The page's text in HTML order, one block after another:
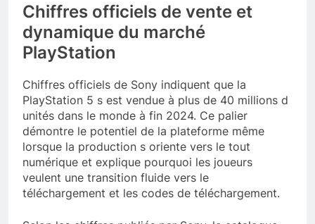
Chiffres officiels de vente et
dynamique du marché
PlayStation
Chiffres officiels de Sony indiquent que la
PlayStation 5 s est vendue à plus de 40 millions d
unités dans le monde à fin 2024. Ce palier
démontre le potentiel de la plateforme même
lorsque la production s oriente vers le tout
numérique et explique pourquoi les joueurs
veulent une transition fluide vers le
téléchargement et les codes de téléchargement.